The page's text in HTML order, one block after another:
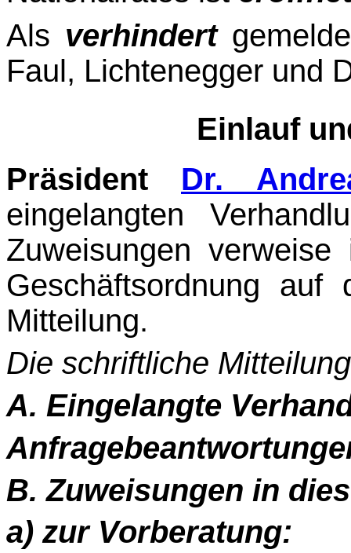
Als verhindert
Faul, Lichtenegger und
Einlauf
Präsident Dr.
eingelangten
Zuweisungen
Geschäftsordnung auf
Mitteilung.
Die schriftliche
A. Eingelangte
B. Zuweisungen in
a) zur Vorberatung: